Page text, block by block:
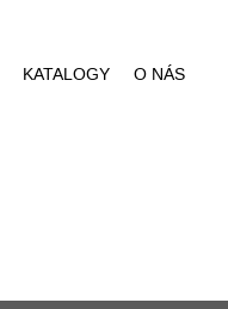
KATALOGY O NÁS